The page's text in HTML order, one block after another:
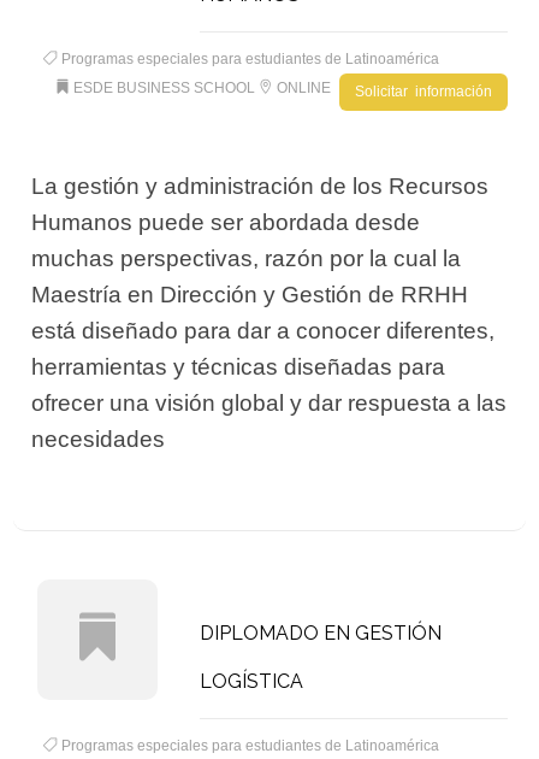
Programas especiales para estudiantes de Latinoamérica
ESDE BUSINESS SCHOOL
ONLINE Solicitar información
La gestión y administración de los Recursos
Humanos puede ser abordada desde
muchas perspectivas, razón por la cual la
Maestría en Dirección y Gestión de RRHH
está diseñado para dar a conocer diferentes,
herramientas y técnicas diseñadas para
ofrecer una visión global y dar respuesta a las
necesidades
DIPLOMADO EN GESTIÓN
LOGÍSTICA
Programas especiales para estudiantes de Latinoamérica